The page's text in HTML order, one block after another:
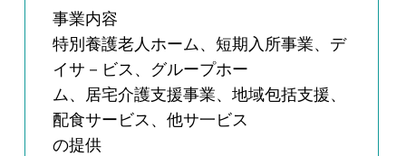
事業内容
特別養護老人ホーム、短期入所事業、デ
イサ－ビス、グループホー
ム、居宅介護支援事業、地域包括支援、
配食サービス、他サ一ビス
の提供